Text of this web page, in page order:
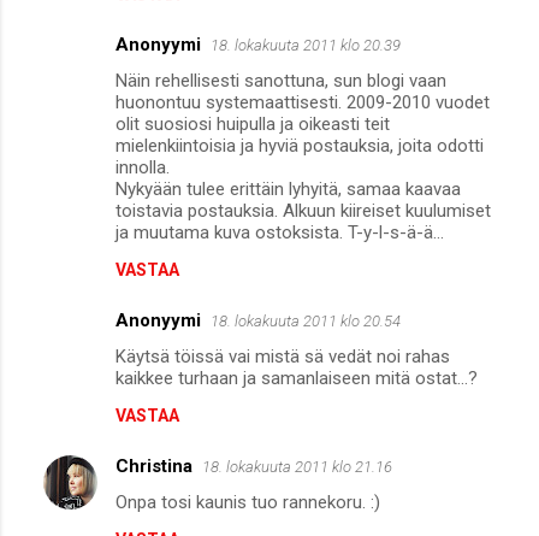
Anonyymi 18. lokakuuta 2011 klo 20.39
Näin rehellisesti sanottuna, sun blogi vaan
huonontuu systemaattisesti. 2009-2010 vuodet
olit suosiosi huipulla ja oikeasti teit
mielenkiintoisia ja hyviä postauksia, joita odotti
innolla.
Nykyään tulee erittäin lyhyitä, samaa kaavaa
toistavia postauksia. Alkuun kiireiset kuulumiset
ja muutama kuva ostoksista. T-y-l-s-ä-ä...
VASTAA
Anonyymi 18. lokakuuta 2011 klo 20.54
Käytsä töissä vai mistä sä vedät noi rahas
kaikkee turhaan ja samanlaiseen mitä ostat...?
VASTAA
Christina 18. lokakuuta 2011 klo 21.16
Onpa tosi kaunis tuo rannekoru. :)